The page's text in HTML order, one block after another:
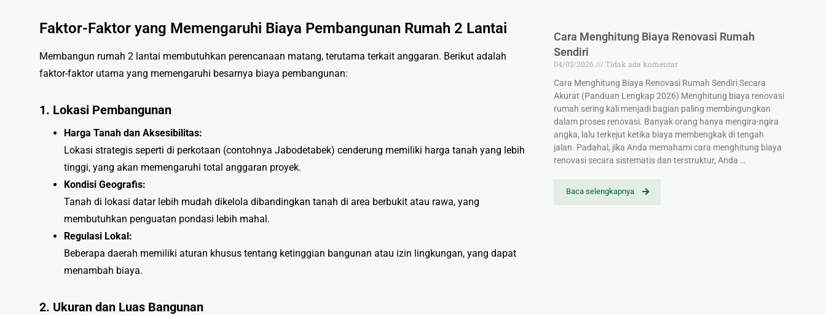
Faktor-Faktor yang Memengaruhi Biaya Pembangunan Rumah 2 Lantai
Membangun rumah 2 lantai membutuhkan perencanaan matang, terutama terkait anggaran. Berikut adalah
faktor-faktor utama yang memengaruhi besarnya biaya pembangunan:
1. Lokasi Pembangunan
Harga Tanah dan Aksesibilitas:
Lokasi strategis seperti di perkotaan (contohnya Jabodetabek) cenderung memiliki harga tanah yang lebih
tinggi, yang akan memengaruhi total anggaran proyek.
Kondisi Geografis:
Tanah di lokasi datar lebih mudah dikelola dibandingkan tanah di area berbukit atau rawa, yang
membutuhkan penguatan pondasi lebih mahal.
Regulasi Lokal:
Beberapa daerah memiliki aturan khusus tentang ketinggian bangunan atau izin lingkungan, yang dapat
menambah biaya.
2. Ukuran dan Luas Bangunan
Cara Menghitung Biaya Renovasi Rumah
Sendiri
04/03/2026
Tidak ada komentar
Cara Menghitung Biaya Renovasi Rumah Sendiri Secara
Akurat (Panduan Lengkap 2026) Menghitung biaya renovasi
rumah sering kali menjadi bagian paling membingungkan
dalam proses renovasi. Banyak orang hanya mengira-ngira
angka, lalu terkejut ketika biaya membengkak di tengah
jalan. Padahal, jika Anda memahami cara menghitung biaya
renovasi secara sistematis dan terstruktur, Anda …
Baca selengkapnya